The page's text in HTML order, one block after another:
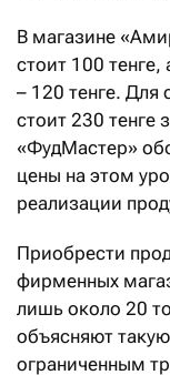
В магазине
стоит 100
– 120 тенге. Для
стоит 230 тенге
«ФудМастер»
цены на этом
реализации
Приобрести
фирменных
лишь около 20
объясняют
ограниченным